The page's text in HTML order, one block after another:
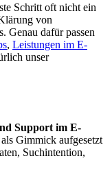
Schritt oft nicht ein
von
Genau dafür passen
, Leistungen im E-
unser
Support im E-
Gimmick aufgesetzt
Suchintention,